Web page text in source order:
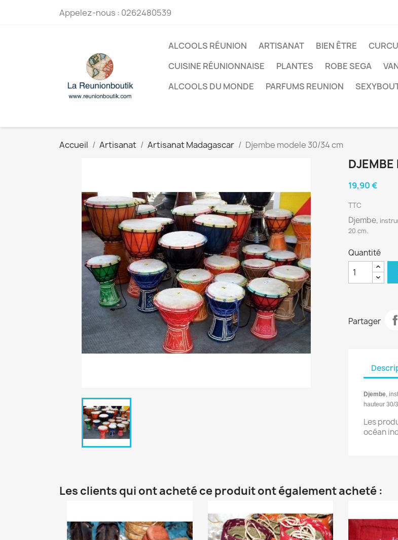
Appelez-nous : 0262480539
ALCOOLS RÉUNION ARTISANAT BIEN ÊTRE
CUISINE RÉUNIONNAISE
PLANTES ROBE SEGA
ALCOOLS DU MONDE
PARFUMS REUNION
Accueil Artisanat Artisanat Madagascar Djembe modele 30/34 cm
19,90 €
TTC
Djembe,
20 cm.
Quantité
Partager
Djembe,
hauteur 30/
Les
océan
Les clients qui ont acheté ce produit ont également acheté :